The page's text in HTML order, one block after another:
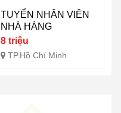
TUYỂN NHÂN VIÊN
NHÀ HÀNG
8 triệu
TP.Hồ Chí Minh